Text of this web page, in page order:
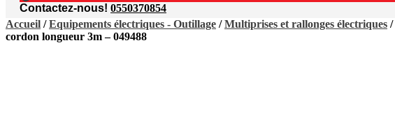
Contactez-nous! 0550370854
Accueil /Equipements électriques - Outillage /Multiprises et rallonges électriques /
cordon longueur 3m – 049488